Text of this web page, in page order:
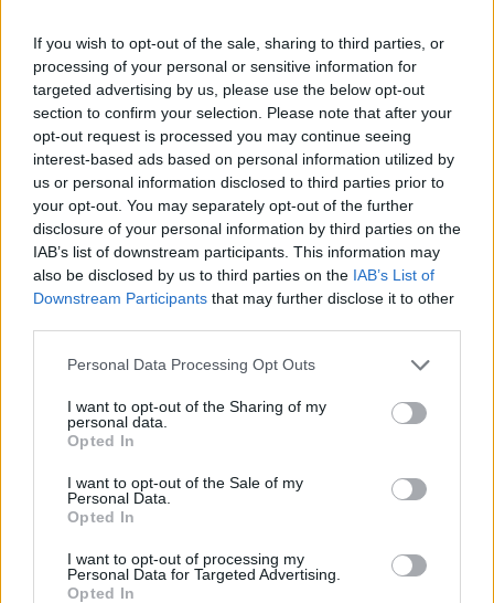
If you wish to opt-out of the sale, sharing to third parties, or
processing of your personal or sensitive information for
targeted advertising by us, please use the below opt-out
section to confirm your selection. Please note that after your
opt-out request is processed you may continue seeing
interest-based ads based on personal information utilized by
us or personal information disclosed to third parties prior to
your opt-out. You may separately opt-out of the further
disclosure of your personal information by third parties on the
IAB’s list of downstream participants. This information may
also be disclosed by us to third parties on the IAB’s List of
Downstream Participants that may further disclose it to other
Please note that this website/app uses one or more Google
not limited to your visit or usage behaviour. You may click to
grant or deny consent to Google and its third-party tags to
use your data for below specified purposes in below Google
consent section.
Personal Data Processing Opt Outs
I want to opt-out of the Sharing of my
personal data.
Opted In
I want to opt-out of the Sale of my
Personal Data.
Opted In
I want to opt-out of processing my
Personal Data for Targeted Advertising.
Opted In
Αν τα χάσατε
του ιού του Δυτικού Νείλου
με κρούσματα στην Αττική
- «Καμπανάκι» από τον
Ιατρικό Σύλλογο Αθηνών
για την προστασία της
δημόσιας υγείας
Κρήτη: Τουρίστας
αμέριμνο σε αυλή